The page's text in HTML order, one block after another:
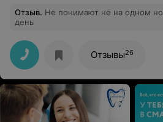
Отзыв. Не понимают не на одном
день
Отзывы26